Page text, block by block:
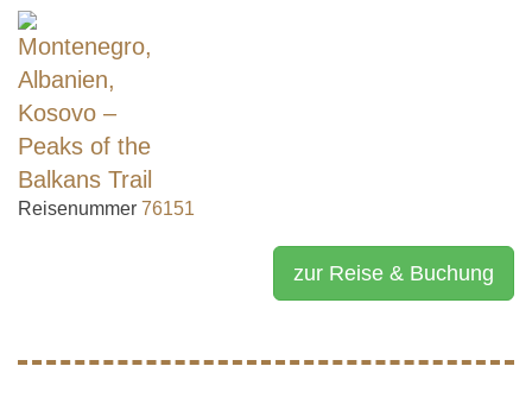
Reisenummer 76151
zur Reise & Buchung